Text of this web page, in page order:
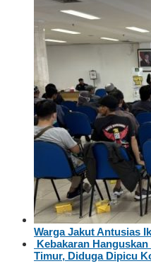
Warga Jakut Antusias
Kebakaran
Timur, Diduga Dipicu